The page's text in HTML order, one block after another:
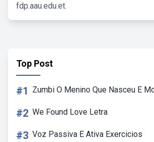
fdp.aau.edu.et.
Top Post
#1 Zumbi O Menino Que Nasceu E
#2 We Found Love Letra
#3 Voz Passiva E Ativa Exercicios